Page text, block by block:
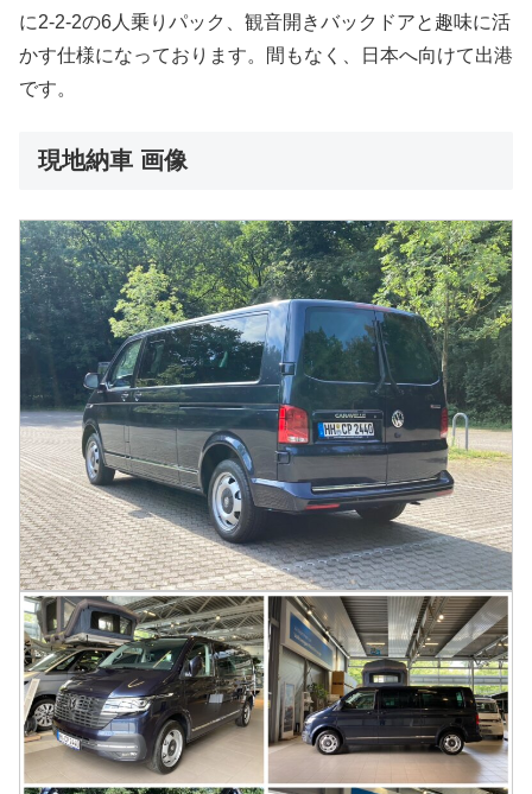
に2-2-2の6人乗りパック、観音開きバックドアと趣味に活
かす仕様になっております。間もなく、日本へ向けて出港
です。
現地納車 画像